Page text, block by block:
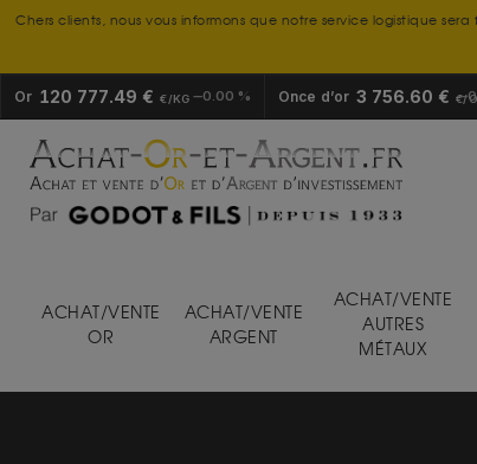
Chers clients, nous vous informons que notre service logistique
Or 120 777.49 € €/KG 0.00 % Once d’or 3 756.60 € €/
ACHAT/VENTE
OR
ACHAT/VENTE
ARGENT
ACHAT/VENTE
AUTRES
MÉTAUX